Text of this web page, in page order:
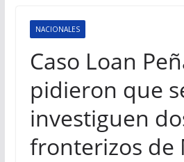
NACIONALES
Caso Loan
pidieron que
investiguen
fronterizos de